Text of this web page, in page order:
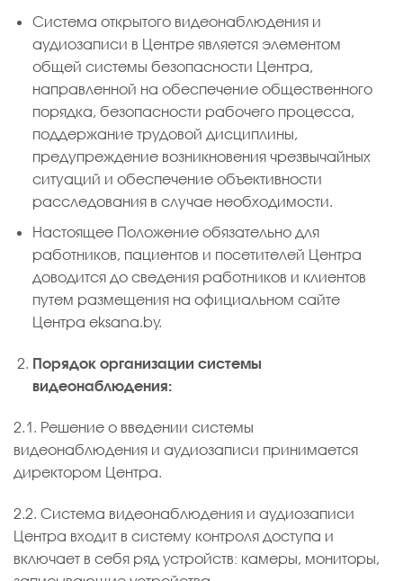
Система открытого видеонаблюдения и
аудиозаписи в Центре является элементом
общей системы безопасности Центра,
направленной на обеспечение общественного
порядка, безопасности рабочего процесса,
поддержание трудовой дисциплины,
предупреждение возникновения чрезвычайных
ситуаций и обеспечение объективности
расследования в случае необходимости.
Настоящее Положение обязательно для
работников, пациентов и посетителей Центра
доводится до сведения работников и клиентов
путем размещения на официальном сайте
Центра eksana.by.
Порядок организации системы
видеонаблюдения:
2.1. Решение о введении системы
видеонаблюдения и аудиозаписи принимается
директором Центра.
2.2. Система видеонаблюдения и аудиозаписи
Центра входит в систему контроля доступа и
включает в себя ряд устройств: камеры, мониторы,